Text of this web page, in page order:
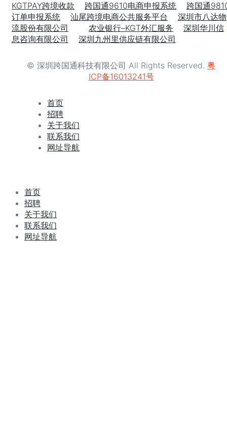
KGTPAY跨境收款 跨国通9610电商申报系统
跨国通
订单申报系统
汕尾跨境电商公共服务平台
深圳市八达物
流股份有限公司
农业银行–KGT外汇服务
深圳华川信
息咨询有限公司
深圳九州里供应链有限公司
© 深圳跨国通科技有限公司 All Rights Reserved. 粤
ICP备16013241号
首页
招聘
关于我们
联系我们
网址导航
首页
招聘
关于我们
联系我们
网址导航